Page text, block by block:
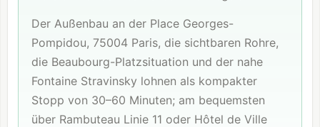
Der Außenbau an der Place Georges-
Pompidou, 75004 Paris, die sichtbaren Rohre,
die Beaubourg-Platzsituation und der nahe
Fontaine Stravinsky lohnen als kompakter
Stopp von 30–60 Minuten; am bequemsten
über Rambuteau Linie 11 oder Hôtel de Ville